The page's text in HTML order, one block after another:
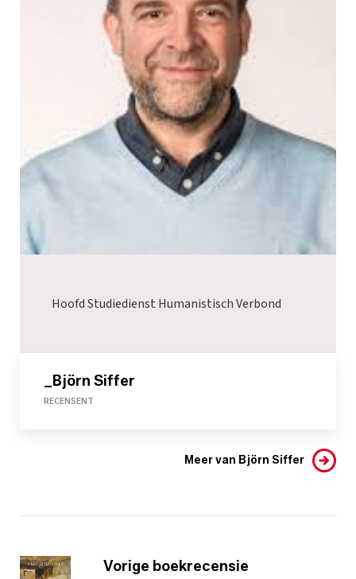
Hoofd Studiedienst Humanistisch Verbond
_Björn Siffer
RECENSENT
Meer van Björn Siffer
Vorige boekrecensie